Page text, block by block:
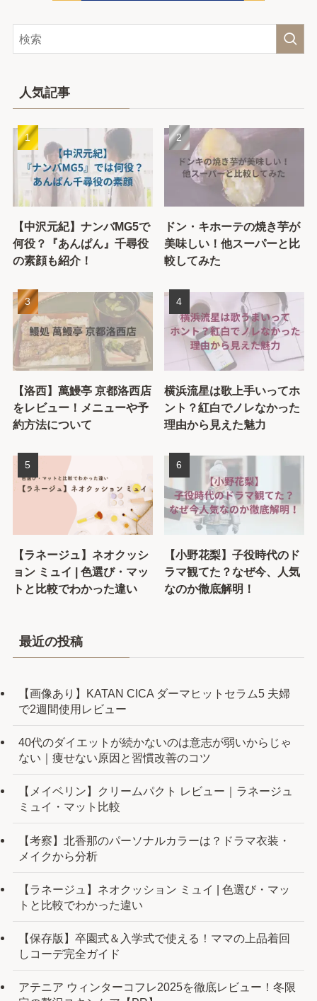
人気記事
【中沢元紀】ナンバMG5で
何役？『あんぱん』千尋役
の素顔も紹介！
ドン・キホーテの焼き芋が
美味しい！他スーパーと比
較してみた
【洛西】萬鰻亭 京都洛西店
をレビュー！メニューや予
約方法について
横浜流星は歌上手いってホ
ント？紅白でノレなかった
理由から見えた魅力
【ラネージュ】ネオクッシ
ョン ミュイ | 色選び・マッ
トと比較でわかった違い
【小野花梨】子役時代のド
ラマ観てた？なぜ今、人気
なのか徹底解明！
最近の投稿
【画像あり】KATAN CICA ダーマヒットセラム5 夫婦
で2週間使用レビュー
40代のダイエットが続かないのは意志が弱いからじゃ
ない｜痩せない原因と習慣改善のコツ
【メイベリン】クリームパクト レビュー｜ラネージュ
ミュイ・マット比較
【考察】北香那のパーソナルカラーは？ドラマ衣装・
メイクから分析
【ラネージュ】ネオクッション ミュイ | 色選び・マッ
トと比較でわかった違い
【保存版】卒園式＆入学式で使える！ママの上品着回
しコーデ完全ガイド
アテニア ウィンターコフレ2025を徹底レビュー！冬限